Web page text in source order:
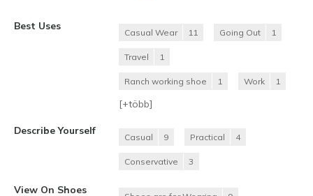
Best Uses
Casual Wear 11 Going Out 1
Travel 1
Ranch working shoe 1 Work 1
[+több]
Describe Yourself
Casual 9 Practical 4
Conservative 3
View On Shoes